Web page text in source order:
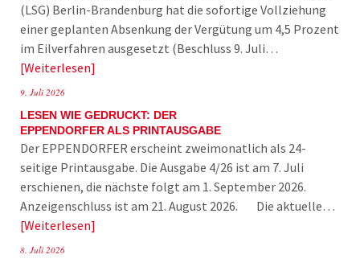
(LSG) Berlin-Brandenburg hat die sofortige Vollziehung
einer geplanten Absenkung der Vergütung um 4,5 Prozent
im Eilverfahren ausgesetzt (Beschluss 9. Juli…
Weiterlesen
9. Juli 2026
LESEN WIE GEDRUCKT: DER
EPPENDORFER ALS PRINTAUSGABE
Der EPPENDORFER erscheint zweimonatlich als 24-
seitige Printausgabe. Die Ausgabe 4/26 ist am 7. Juli
erschienen, die nächste folgt am 1. September 2026.
Anzeigenschluss ist am 21. August 2026. Die aktuelle…
Weiterlesen
8. Juli 2026